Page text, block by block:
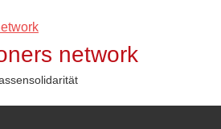
network